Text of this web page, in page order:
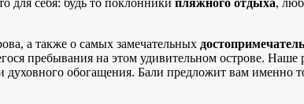
для себя: будь то поклонники пляжного отдыха,
а также о самых замечательных
пребывания на этом удивительном острове. Наше
обогащения. Бали предложит вам именно